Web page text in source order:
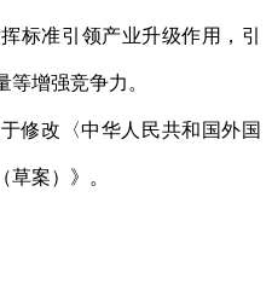
标准引领产业升级作用，引
增强竞争力。
修改〈中华人民共和国外国
草案）》。